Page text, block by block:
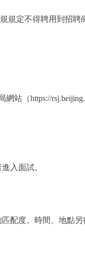
定不得聘用到招聘
站（https://
入面試。
配度。時間、地點另